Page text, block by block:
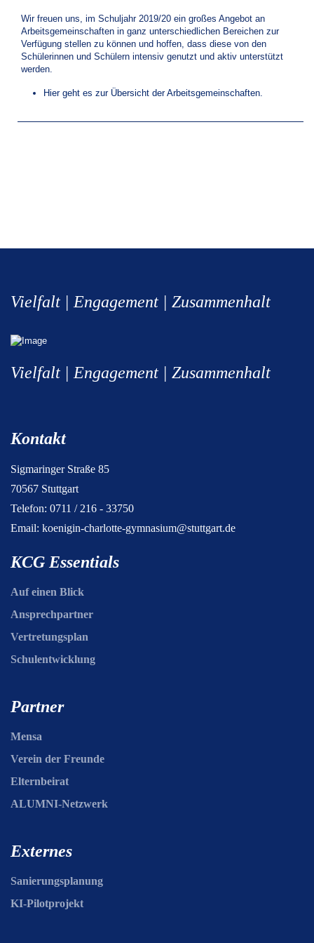
Wir freuen uns, im Schuljahr 2019/20 ein großes Angebot an
Arbeitsgemeinschaften in ganz unterschiedlichen Bereichen zur
Verfügung stellen zu können und hoffen, dass diese von den
Schülerinnen und Schülern intensiv genutzt und aktiv unterstützt
werden.
Hier geht es zur Übersicht der Arbeitsgemeinschaften.
Vielfalt | Engagement | Zusammenhalt
Vielfalt | Engagement | Zusammenhalt
Kontakt
Sigmaringer Straße 85
70567 Stuttgart
Telefon: 0711 / 216 - 33750
Email: koenigin-charlotte-gymnasium@stuttgart.de
KCG Essentials
Auf einen Blick
Ansprechpartner
Vertretungsplan
Schulentwicklung
Partner
Mensa
Verein der Freunde
Elternbeirat
ALUMNI-Netzwerk
Externes
Sanierungsplanung
KI-Pilotprojekt